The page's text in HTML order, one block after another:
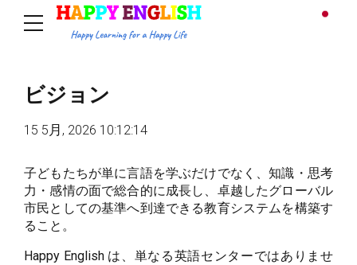
ビジョン
15 5月, 2026 10:12:14
子どもたちが単に言語を学ぶだけでなく、知識・思考
力・感情の面で総合的に成長し、卓越したグローバル
市民としての基準へ到達できる教育システムを構築す
ること。
Happy English は、単なる英語センターではありませ